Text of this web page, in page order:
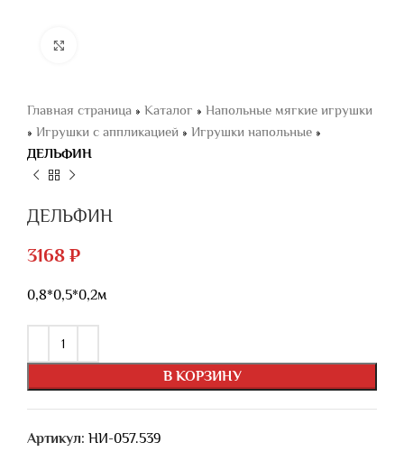
Главная страница » Каталог » Напольные мягкие игрушки
» Игрушки с аппликацией » Игрушки напольные »
ДЕЛЬФИН
ДЕЛЬФИН
3168 ₽
0,8*0,5*0,2м
В КОРЗИНУ
Артикул: НИ-057.539